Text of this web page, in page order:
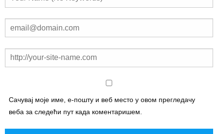
Сачувај моје име, е-пошту и веб место у овом прегледачу
веба за следећи пут када коментаришем.